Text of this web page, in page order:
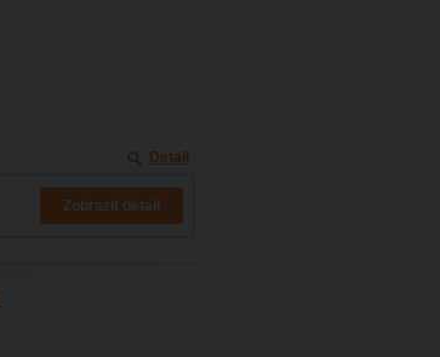
Detail
Zobrazit detail